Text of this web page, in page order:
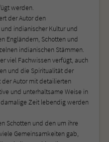
werden.
der Autor den
indianischer Kultur und
Engländern, Schotten und
indianischen Stämmen.
viel Fachwissen verfügt, auch
und die Spiritualität der
Autor mit detailierten
und unterhaltsame Weise in
Zeit lebendig werden
Schotten und den um ihre
Gemeinsamkeiten gab,